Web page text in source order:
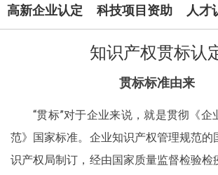
高新企业认定 科技项目资助 人才
知识产权贯标认
贯标标准由来
“贯标”对于企业来说，就是贯彻《企
范》国家标准。企业知识产权管理规范的
识产权局制订，经由国家质量监督检验检